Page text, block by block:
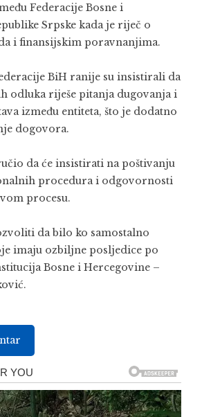
Federacije Bosne i
Srpske kada je riječ o
i finansijskim poravnanjima.
BiH ranije su insistirali da
odluka riješe pitanja dugovanja i
između entiteta, što je dodatno
dogovora.
da će insistirati na poštivanju
procedura i odgovornosti
procesu.
da bilo ko samostalno
imaju ozbiljne posljedice po
Bosne i Hercegovine –